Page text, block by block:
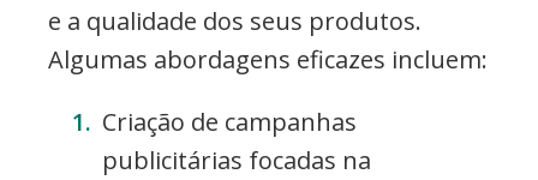
e a qualidade dos seus produtos.
Algumas abordagens eficazes incluem:
Criação de campanhas
publicitárias focadas na